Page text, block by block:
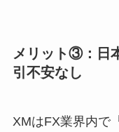
メリット③：日
引不安なし
XMはFX業界内で